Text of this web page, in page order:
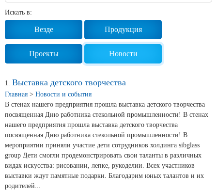
История компании
Политика в области качества
Работа в Sibglass
Новости и события
Продажа недвижимости
Продукция
Листовое стекло
Стекло для строительства и интерьера
Искать в:
Везде Продукция
Проекты Новости
1. Выставка детского творчества
Главная > Новости и события
В стенах нашего предприятия прошла выставка детского творчества
посвященная Дню работника стекольной промышленности! В стенах
нашего предприятия прошла выставка детского творчества
посвященная Дню работника стекольной промышленности! В
мероприятии приняли участие дети сотрудников холдинга sibglass
group Дети смогли продемонстрировать свои таланты в различных
видах искусства: рисовании, лепке, рукоделии. Всех участников
выставки ждут памятные подарки. Благодарим юных талантов и их
родителей...